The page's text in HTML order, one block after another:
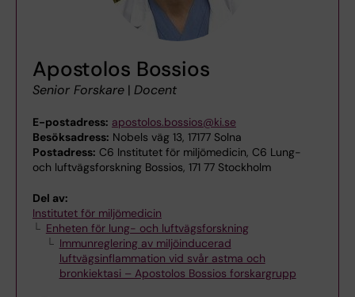
Apostolos Bossios
Senior Forskare | Docent
E-postadress: apostolos.bossios@ki.se
Besöksadress: Nobels väg 13, 17177 Solna
Postadress: C6 Institutet för miljömedicin, C6 Lung-
och luftvägsforskning Bossios, 171 77 Stockholm
Del av:
Institutet för miljömedicin
Enheten för lung- och luftvägsforskning
Immunreglering av miljöinducerad
luftvägsinflammation vid svår astma och
bronkiektasi – Apostolos Bossios forskargrupp